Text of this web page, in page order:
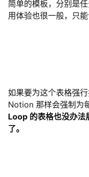
简单的模板，分别是
用体验也很一般，只
如果要为这个表格强
Notion 那样会强制为
Loop 的表格也没办
了。